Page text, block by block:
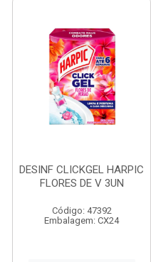
DESINF CLICKGEL HARPIC
FLORES DE V 3UN
Código: 47392
Embalagem: CX24